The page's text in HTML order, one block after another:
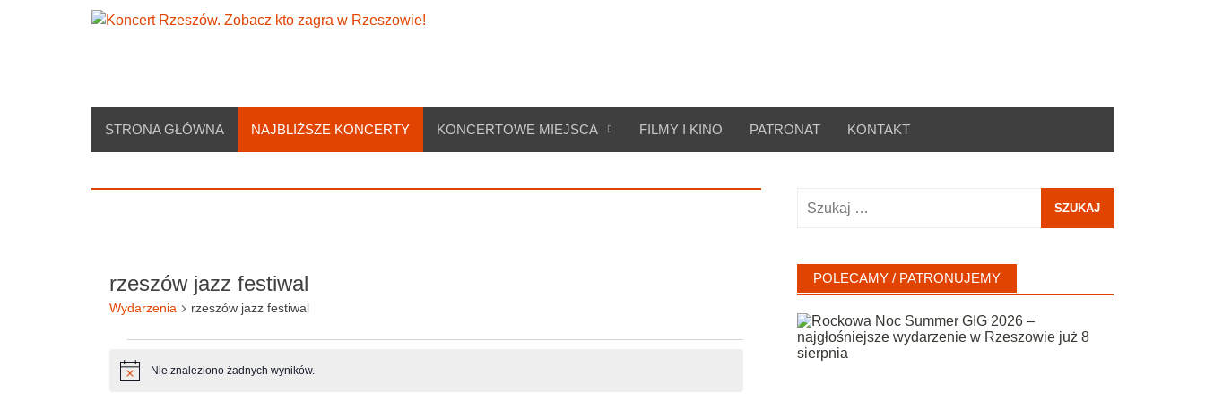
STRONA GŁÓWNA NAJBLIŻSZE KONCERTY KONCERTOWE MIEJSCA FILMY I KINO PATRONAT KONTAKT
rzeszów jazz festiwal
Wydarzenia rzeszów jazz festiwal
Powiadomienie
Nie znaleziono żadnych wyników.
POLECAMY / PATRONUJEMY